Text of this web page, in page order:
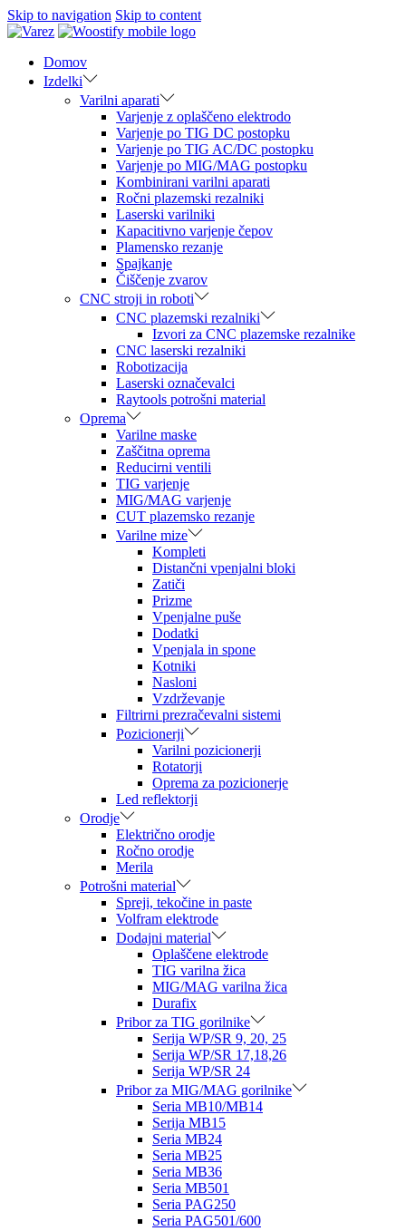
Skip to navigation Skip to content
Domov
Izdelki
Varilni aparati
Varjenje z oplaščeno elektrodo
Varjenje po TIG DC postopku
Varjenje po TIG AC/DC postopku
Varjenje po MIG/MAG postopku
Kombinirani varilni aparati
Ročni plazemski rezalniki
Laserski varilniki
Kapacitivno varjenje čepov
Plamensko rezanje
Spajkanje
Čiščenje zvarov
CNC stroji in roboti
CNC plazemski rezalniki
Izvori za CNC plazemske rezalnike
CNC laserski rezalniki
Robotizacija
Laserski označevalci
Raytools potrošni material
Oprema
Varilne maske
Zaščitna oprema
Reducirni ventili
TIG varjenje
MIG/MAG varjenje
CUT plazemsko rezanje
Varilne mize
Kompleti
Distančni vpenjalni bloki
Zatiči
Prizme
Vpenjalne puše
Dodatki
Vpenjala in spone
Kotniki
Nasloni
Vzdrževanje
Filtrirni prezračevalni sistemi
Pozicionerji
Varilni pozicionerji
Rotatorji
Oprema za pozicionerje
Led reflektorji
Orodje
Električno orodje
Ročno orodje
Merila
Potrošni material
Spreji, tekočine in paste
Volfram elektrode
Dodajni material
Oplaščene elektrode
TIG varilna žica
MIG/MAG varilna žica
Durafix
Pribor za TIG gorilnike
Serija WP/SR 9, 20, 25
Serija WP/SR 17,18,26
Serija WP/SR 24
Pribor za MIG/MAG gorilnike
Seria MB10/MB14
Serija MB15
Seria MB24
Seria MB25
Seria MB36
Seria MB501
Seria PAG250
Seria PAG501/600